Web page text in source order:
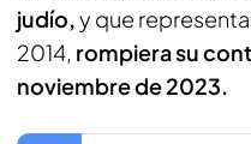
judío,y que
2014, rompiera su
noviembre de 2023.